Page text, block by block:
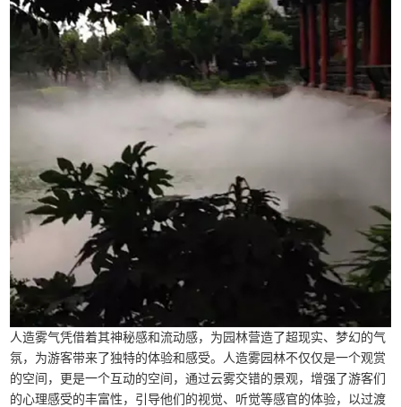
人造雾气凭借着其神秘感和流动感，为园林营造了超现实、梦幻的气
氛，为游客带来了独特的体验和感受。人造雾园林不仅仅是一个观赏
的空间，更是一个互动的空间，通过云雾交错的景观，增强了游客们
的心理感受的丰富性，引导他们的视觉、听觉等感官的体验，以过渡